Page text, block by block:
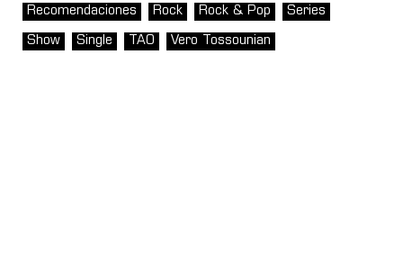
Recomendaciones Rock Rock & Pop Series
Show Single TAO Vero Tossounian